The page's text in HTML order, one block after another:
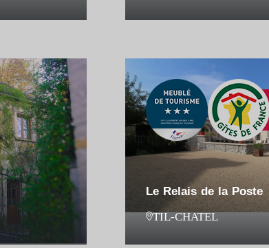
Le Relais de la Poste
TIL-CHATEL